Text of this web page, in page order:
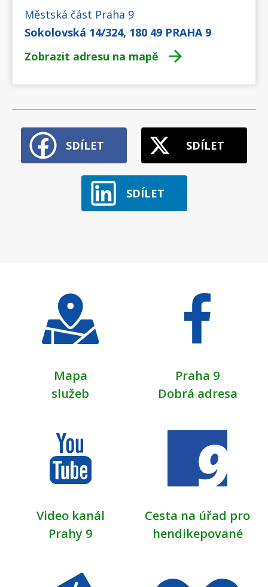
Městská část Praha 9
Sokolovská 14/324, 180 49 PRAHA 9
Zobrazit adresu na mapě
SDÍLET SDÍLET
SDÍLET
Mapa
služeb
Praha 9
Dobrá adresa
Video kanál
Prahy 9
Cesta na úřad pro
hendikepované